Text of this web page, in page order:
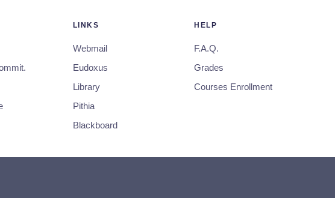
LINKS
Webmail
Eudoxus
Library
Pithia
Blackboard
HELP
F.A.Q.
Grades
Courses Enrollment